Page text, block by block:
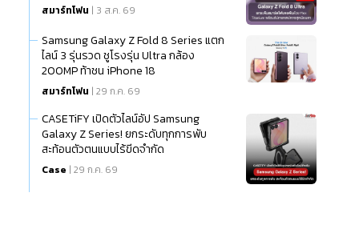
สมาร์ทโฟน | 3 ส.ค. 69
Samsung Galaxy Z Fold 8 Series แตก
ไลน์ 3 รุ่นรวด ชูโรงรุ่น Ultra กล้อง
200MP ท้าชน iPhone 18
สมาร์ทโฟน | 29 ก.ค. 69
CASETiFY เปิดตัวไลน์อัป Samsung
Galaxy Z Series! ยกระดับทุกการพับ
สะท้อนตัวตนแบบไร้ขีดจำกัด
Case | 29 ก.ค. 69